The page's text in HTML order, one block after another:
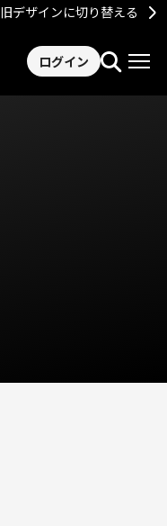
旧デザインに切り替える
ログイン